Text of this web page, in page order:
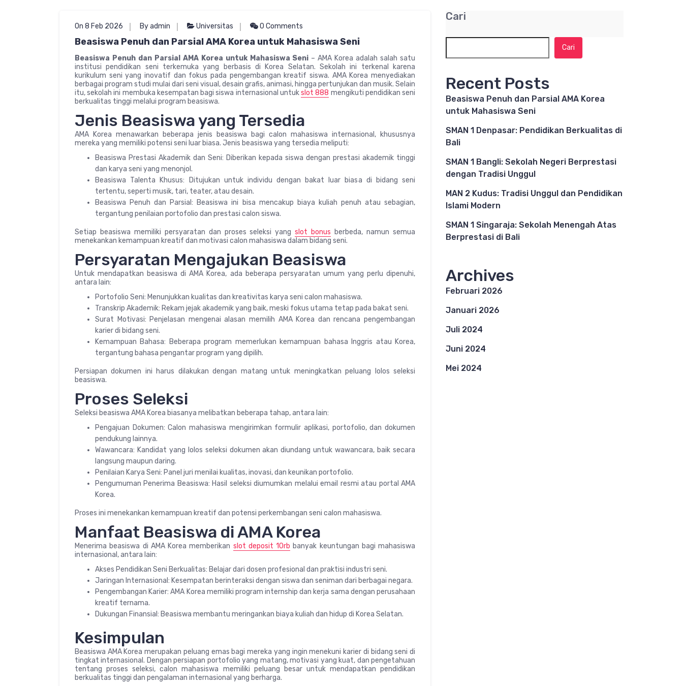
On 8 Feb 2026 By admin Universitas 0 Comments
Beasiswa Penuh dan Parsial AMA Korea untuk Mahasiswa Seni
Beasiswa Penuh dan Parsial AMA Korea untuk Mahasiswa Seni – AMA Korea adalah salah satu
institusi pendidikan seni terkemuka yang berbasis di Korea Selatan. Sekolah ini terkenal karena
kurikulum seni yang inovatif dan fokus pada pengembangan kreatif siswa. AMA Korea menyediakan
berbagai program studi mulai dari seni visual, desain grafis, animasi, hingga pertunjukan dan musik. Selain
itu, sekolah ini membuka kesempatan bagi siswa internasional untukslot 888 mengikuti pendidikan seni
berkualitas tinggi melalui program beasiswa.
Jenis Beasiswa yang Tersedia
AMA Korea menawarkan beberapa jenis beasiswa bagi calon mahasiswa internasional, khususnya
mereka yang memiliki potensi seni luar biasa. Jenis beasiswa yang tersedia meliputi:
Beasiswa Prestasi Akademik dan Seni: Diberikan kepada siswa dengan prestasi akademik tinggi
dan karya seni yang menonjol.
Beasiswa Talenta Khusus: Ditujukan untuk individu dengan bakat luar biasa di bidang seni
tertentu, seperti musik, tari, teater, atau desain.
Beasiswa Penuh dan Parsial: Beasiswa ini bisa mencakup biaya kuliah penuh atau sebagian,
tergantung penilaian portofolio dan prestasi calon siswa.
Setiap beasiswa memiliki persyaratan dan proses seleksi yangslot bonus berbeda, namun semua
menekankan kemampuan kreatif dan motivasi calon mahasiswa dalam bidang seni.
Persyaratan Mengajukan Beasiswa
Untuk mendapatkan beasiswa di AMA Korea, ada beberapa persyaratan umum yang perlu dipenuhi,
antara lain:
Portofolio Seni: Menunjukkan kualitas dan kreativitas karya seni calon mahasiswa.
Transkrip Akademik: Rekam jejak akademik yang baik, meski fokus utama tetap pada bakat seni.
Surat Motivasi: Penjelasan mengenai alasan memilih AMA Korea dan rencana pengembangan
karier di bidang seni.
Kemampuan Bahasa: Beberapa program memerlukan kemampuan bahasa Inggris atau Korea,
tergantung bahasa pengantar program yang dipilih.
Persiapan dokumen ini harus dilakukan dengan matang untuk meningkatkan peluang lolos seleksi
beasiswa.
Proses Seleksi
Seleksi beasiswa AMA Korea biasanya melibatkan beberapa tahap, antara lain:
Pengajuan Dokumen: Calon mahasiswa mengirimkan formulir aplikasi, portofolio, dan dokumen
pendukung lainnya.
Wawancara: Kandidat yang lolos seleksi dokumen akan diundang untuk wawancara, baik secara
langsung maupun daring.
Penilaian Karya Seni: Panel juri menilai kualitas, inovasi, dan keunikan portofolio.
Pengumuman Penerima Beasiswa: Hasil seleksi diumumkan melalui email resmi atau portal AMA
Korea.
Proses ini menekankan kemampuan kreatif dan potensi perkembangan seni calon mahasiswa.
Manfaat Beasiswa di AMA Korea
Menerima beasiswa di AMA Korea memberikan slot deposit 10rb banyak keuntungan bagi mahasiswa
internasional, antara lain:
Akses Pendidikan Seni Berkualitas: Belajar dari dosen profesional dan praktisi industri seni.
Jaringan Internasional: Kesempatan berinteraksi dengan siswa dan seniman dari berbagai negara.
Pengembangan Karier: AMA Korea memiliki program internship dan kerja sama dengan perusahaan
kreatif ternama.
Dukungan Finansial: Beasiswa membantu meringankan biaya kuliah dan hidup di Korea Selatan.
Kesimpulan
Beasiswa AMA Korea merupakan peluang emas bagi mereka yang ingin menekuni karier di bidang seni di
tingkat internasional. Dengan persiapan portofolio yang matang, motivasi yang kuat, dan pengetahuan
tentang proses seleksi, calon mahasiswa memiliki peluang besar untuk mendapatkan pendidikan
berkualitas tinggi dan pengalaman internasional yang berharga.
Cari
Cari
Recent Posts
Beasiswa Penuh dan Parsial AMA Korea
untuk Mahasiswa Seni
SMAN 1 Denpasar: Pendidikan Berkualitas di
Bali
SMAN 1 Bangli: Sekolah Negeri Berprestasi
dengan Tradisi Unggul
MAN 2 Kudus: Tradisi Unggul dan Pendidikan
Islami Modern
SMAN 1 Singaraja: Sekolah Menengah Atas
Berprestasi di Bali
Archives
Februari 2026
Januari 2026
Juli 2024
Juni 2024
Mei 2024